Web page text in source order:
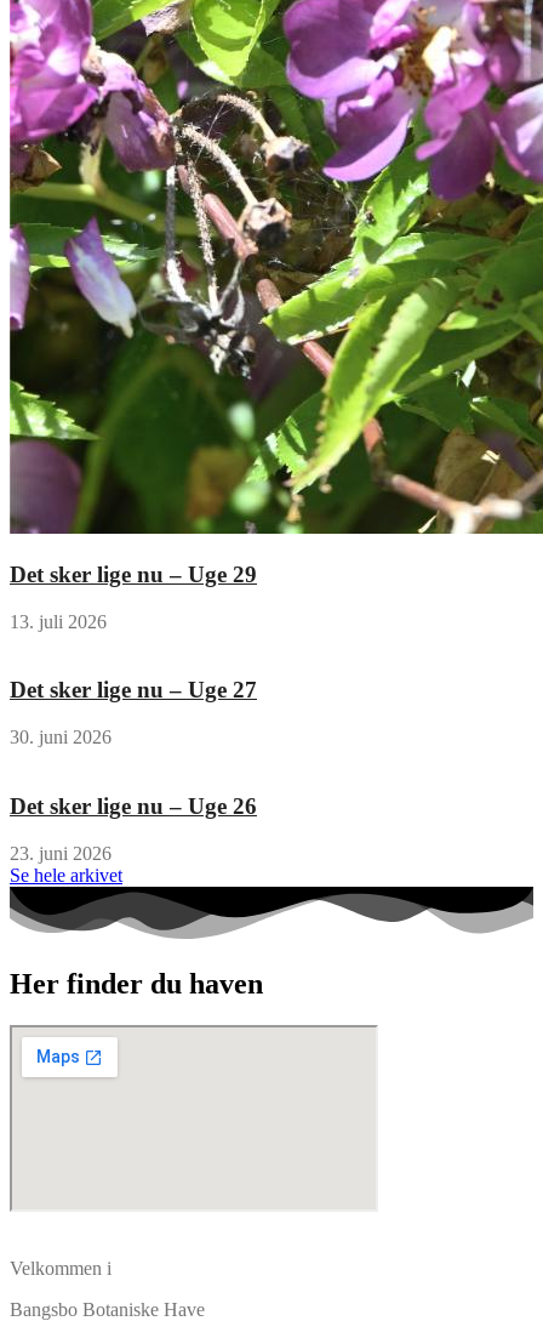
Det sker lige nu – Uge 29
13. juli 2026
Det sker lige nu – Uge 27
30. juni 2026
Det sker lige nu – Uge 26
23. juni 2026
Se hele arkivet
Her finder du haven
Velkommen i
Bangsbo Botaniske Have